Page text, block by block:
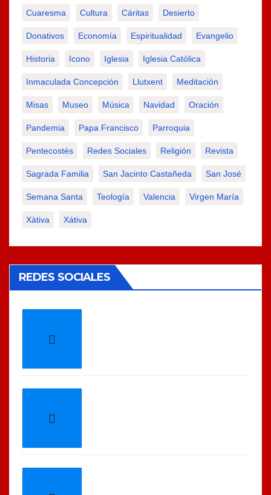
Cuaresma Cultura Cáritas Desierto
Donativos Economía Espiritualidad Evangelio
Historia Icono Iglesia Iglesia Católica
Inmaculada Concepción Llutxent Meditación
Misas Museo Música Navidad Oración
Pandemia Papa Francisco Parroquia
Pentecostés Redes Sociales Religión Revista
Sagrada Familia San Jacinto Castañeda San José
Semana Santa Teología Valencia Virgen María
Xàtiva Xátiva
REDES SOCIALES